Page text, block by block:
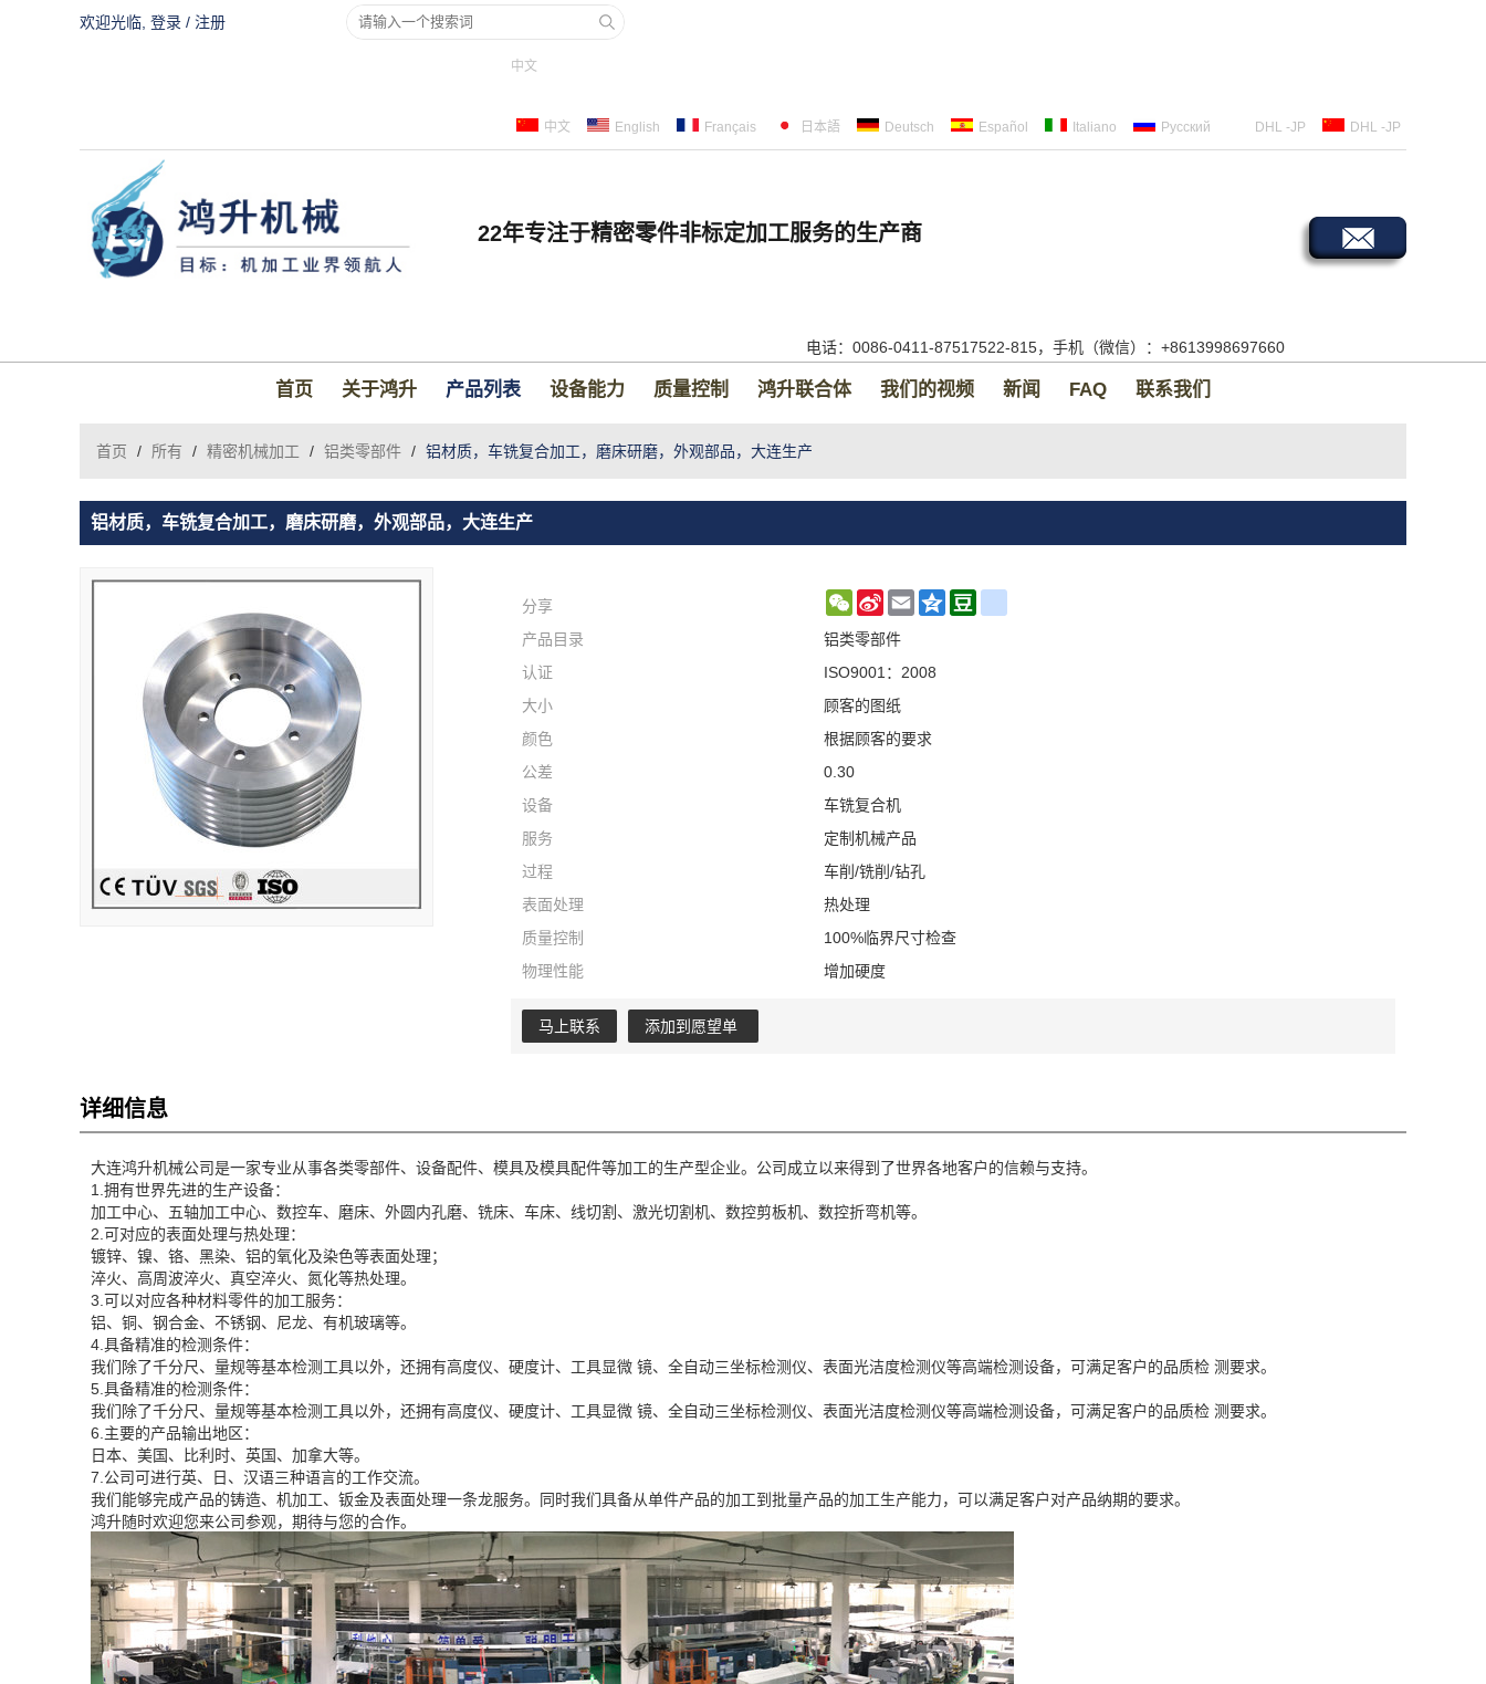
欢迎光临, 登录 / 注册
中文
中文 English Français 日本語 Deutsch Español Italiano Русский DHL -JP DHL -JP
22年专注于精密零件非标定加工服务的生产商
电话：0086-0411-87517522-815，手机（微信）：+8613998697660
首页 关于鸿升 产品列表 设备能力 质量控制 鸿升联合体 我们的视频 新闻 FAQ 联系我们
首页 / 所有 / 精密机械加工 / 铝类零部件 / 铝材质，车铣复合加工，磨床研磨，外观部品，大连生产
铝材质，车铣复合加工，磨床研磨，外观部品，大连生产
分享 WeChat
Sina
Weibo
Email Qzone
产品目录
铝类零部件
认证
ISO9001：2008
大小
顾客的图纸
颜色
根据顾客的要求
公差
0.30
设备
车铣复合机
服务
定制机械产品
过程
车削/铣削/钻孔
表面处理
热处理
质量控制
100%临界尺寸检查
物理性能
增加硬度
马上联系 添加到愿望单
详细信息
大连鸿升机械公司是一家专业从事各类零部件、设备配件、模具及模具配件等加工的生产型企业。公司成立以来得到了世界各地客户的信赖与支持。
1.拥有世界先进的生产设备：
加工中心、五轴加工中心、数控车、磨床、外圆内孔磨、铣床、车床、线切割、激光切割机、数控剪板机、数控折弯机等。
2.可对应的表面处理与热处理：
镀锌、镍、铬、黑染、铝的氧化及染色等表面处理；
淬火、高周波淬火、真空淬火、氮化等热处理。
3.可以对应各种材料零件的加工服务：
铝、铜、钢合金、不锈钢、尼龙、有机玻璃等。
4.具备精准的检测条件：
我们除了千分尺、量规等基本检测工具以外，还拥有高度仪、硬度计、工具显微 镜、全自动三坐标检测仪、表面光洁度检测仪等高端检测设备，可满足客户的品质检 测要求。
5.具备精准的检测条件：
我们除了千分尺、量规等基本检测工具以外，还拥有高度仪、硬度计、工具显微 镜、全自动三坐标检测仪、表面光洁度检测仪等高端检测设备，可满足客户的品质检 测要求。
6.主要的产品输出地区：
日本、美国、比利时、英国、加拿大等。
7.公司可进行英、日、汉语三种语言的工作交流。
我们能够完成产品的铸造、机加工、钣金及表面处理一条龙服务。同时我们具备从单件产品的加工到批量产品的加工生产能力，可以满足客户对产品纳期的要求。
鸿升随时欢迎您来公司参观，期待与您的合作。